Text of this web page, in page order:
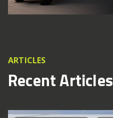
ARTICLES
Recent Articles